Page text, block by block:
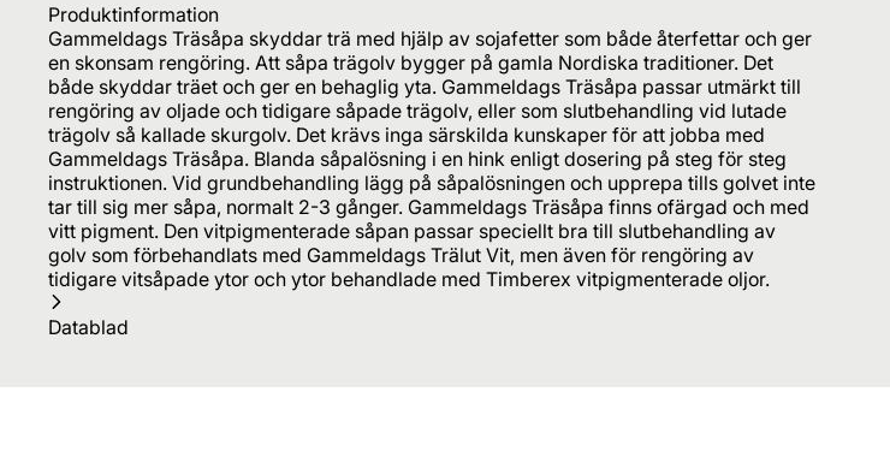
Produktinformation
Gammeldags Träsåpa skyddar trä med hjälp av sojafetter som både återfettar och ger
en skonsam rengöring. Att såpa trägolv bygger på gamla Nordiska traditioner. Det
både skyddar träet och ger en behaglig yta. Gammeldags Träsåpa passar utmärkt till
rengöring av oljade och tidigare såpade trägolv, eller som slutbehandling vid lutade
trägolv så kallade skurgolv. Det krävs inga särskilda kunskaper för att jobba med
Gammeldags Träsåpa. Blanda såpalösning i en hink enligt dosering på steg för steg
instruktionen. Vid grundbehandling lägg på såpalösningen och upprepa tills golvet inte
tar till sig mer såpa, normalt 2-3 gånger. Gammeldags Träsåpa finns ofärgad och med
vitt pigment. Den vitpigmenterade såpan passar speciellt bra till slutbehandling av
golv som förbehandlats med Gammeldags Trälut Vit, men även för rengöring av
tidigare vitsåpade ytor och ytor behandlade med Timberex vitpigmenterade oljor.
Datablad